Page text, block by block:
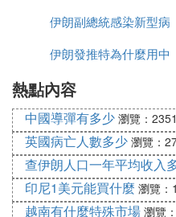
盡管如此，伊朗的總統
權。例如，內賈德總統
副總統，但由於最高精神
解除了親家公的副總統職
際會議、出訪他國等外事
出面，最高精神領袖則從
然而，盡管總統擁有行
握在最高精神領袖手中
麼名字
伊朗副總統感染新型病
毒有多少
伊朗發推特為什麼用中
熱點內容
中國導彈有多少 瀏覽：2351
英國病亡人數多少 瀏覽：
查伊朗人口一年平均收入
印尼1美元能買什麼 瀏覽：
越南有什麼特殊市場 瀏覽